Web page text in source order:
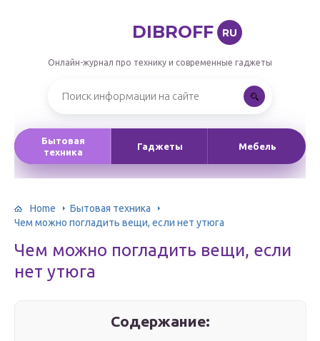
DIBROFF RU
Онлайн-журнал про технику и современные гаджеты
Бытовая
техника
Гаджеты Мебель
Home
Бытовая техника
Чем можно погладить вещи, если нет утюга
Чем можно погладить вещи, если
нет утюга
Содержание: